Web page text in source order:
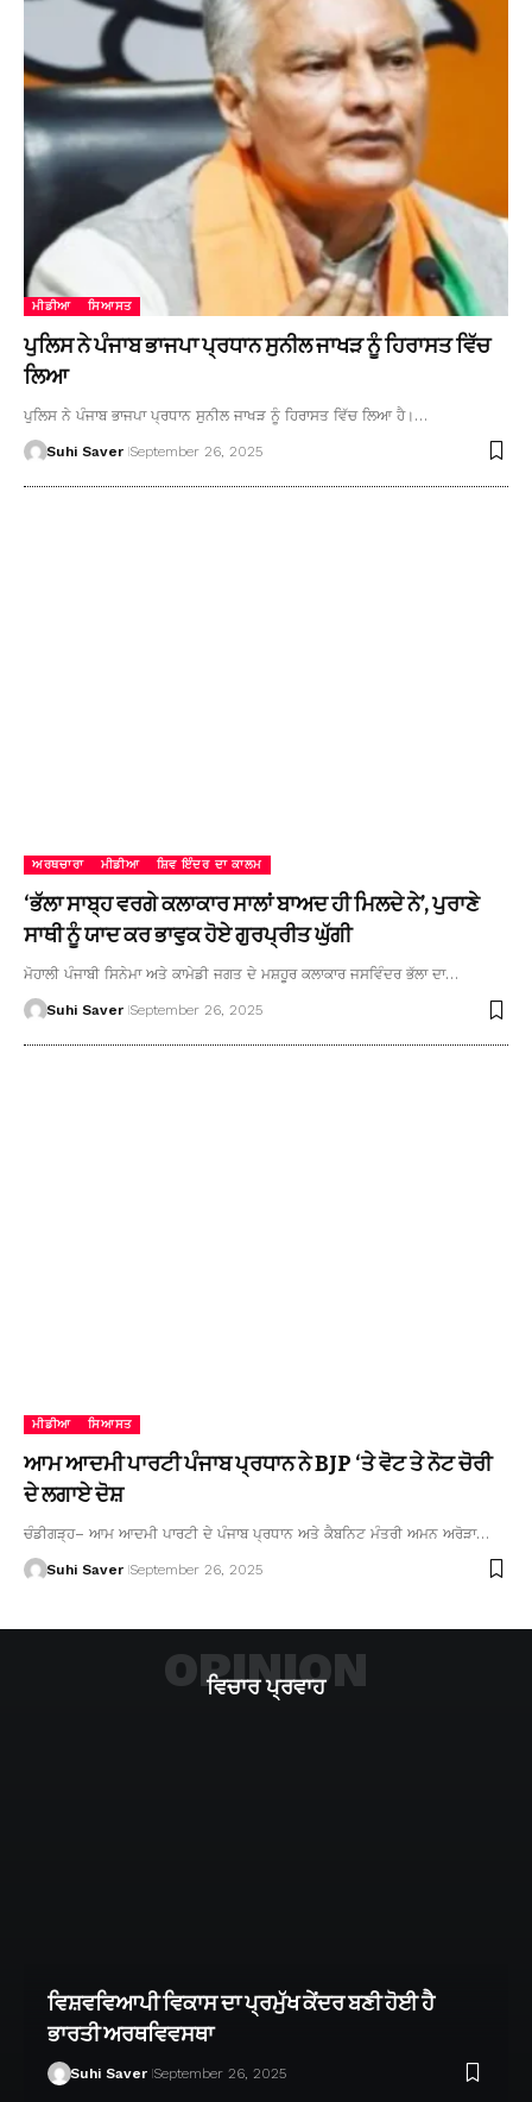
ਮੀਡੀਆ ਸਿਆਸਤ
ਪੁਲਿਸ ਨੇ ਪੰਜਾਬ ਭਾਜਪਾ ਪ੍ਰਧਾਨ ਸੁਨੀਲ ਜਾਖੜ ਨੂੰ ਹਿਰਾਸਤ ਵਿੱਚ
ਲਿਆ
ਪੁਲਿਸ ਨੇ ਪੰਜਾਬ ਭਾਜਪਾ ਪ੍ਰਧਾਨ ਸੁਨੀਲ ਜਾਖੜ ਨੂੰ ਹਿਰਾਸਤ ਵਿੱਚ ਲਿਆ ਹੈ।…
Suhi Saver September 26, 2025
ਅਰਥਚਾਰਾ ਮੀਡੀਆ ਸ਼ਿਵ ਇੰਦਰ ਦਾ ਕਾਲਮ
‘ਭੱਲਾ ਸਾਬ੍ਹ ਵਰਗੇ ਕਲਾਕਾਰ ਸਾਲਾਂ ਬਾਅਦ ਹੀ ਮਿਲਦੇ ਨੇ’, ਪੁਰਾਣੇ
ਸਾਥੀ ਨੂੰ ਯਾਦ ਕਰ ਭਾਵੁਕ ਹੋਏ ਗੁਰਪ੍ਰੀਤ ਘੁੱਗੀ
ਮੋਹਾਲੀ ਪੰਜਾਬੀ ਸਿਨੇਮਾ ਅਤੇ ਕਾਮੇਡੀ ਜਗਤ ਦੇ ਮਸ਼ਹੂਰ ਕਲਾਕਾਰ ਜਸਵਿੰਦਰ ਭੱਲਾ ਦਾ…
Suhi Saver September 26, 2025
ਮੀਡੀਆ ਸਿਆਸਤ
ਆਮ ਆਦਮੀ ਪਾਰਟੀ ਪੰਜਾਬ ਪ੍ਰਧਾਨ ਨੇ BJP ‘ਤੇ ਵੋਟ ਤੇ ਨੋਟ ਚੋਰੀ
ਦੇ ਲਗਾਏ ਦੋਸ਼
ਚੰਡੀਗੜ੍ਹ– ਆਮ ਆਦਮੀ ਪਾਰਟੀ ਦੇ ਪੰਜਾਬ ਪ੍ਰਧਾਨ ਅਤੇ ਕੈਬਨਿਟ ਮੰਤਰੀ ਅਮਨ ਅਰੋੜਾ…
Suhi Saver September 26, 2025
ਵਿਚਾਰ ਪ੍ਰਵਾਹ
OPINION
ਵਿਸ਼ਵਵਿਆਪੀ ਵਿਕਾਸ ਦਾ ਪ੍ਰਮੁੱਖ ਕੇਂਦਰ ਬਣੀ ਹੋਈ ਹੈ
ਭਾਰਤੀ ਅਰਥਵਿਵਸਥਾ
Suhi Saver September 26, 2025